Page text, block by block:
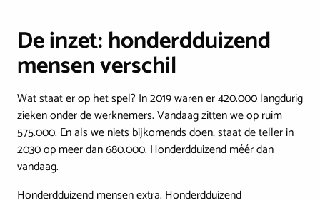
De inzet: honderdduizend
mensen verschil
Wat staat er op het spel? In 2019 waren er 420.000 langdurig
zieken onder de werknemers. Vandaag zitten we op ruim
575.000. En als we niets bijkomends doen, staat de teller in
2030 op meer dan 680.000. Honderdduizend méér dan
vandaag.
Honderdduizend mensen extra. Honderdduizend